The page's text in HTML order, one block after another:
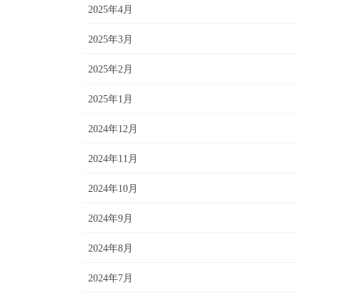
2025年4月
2025年3月
2025年2月
2025年1月
2024年12月
2024年11月
2024年10月
2024年9月
2024年8月
2024年7月